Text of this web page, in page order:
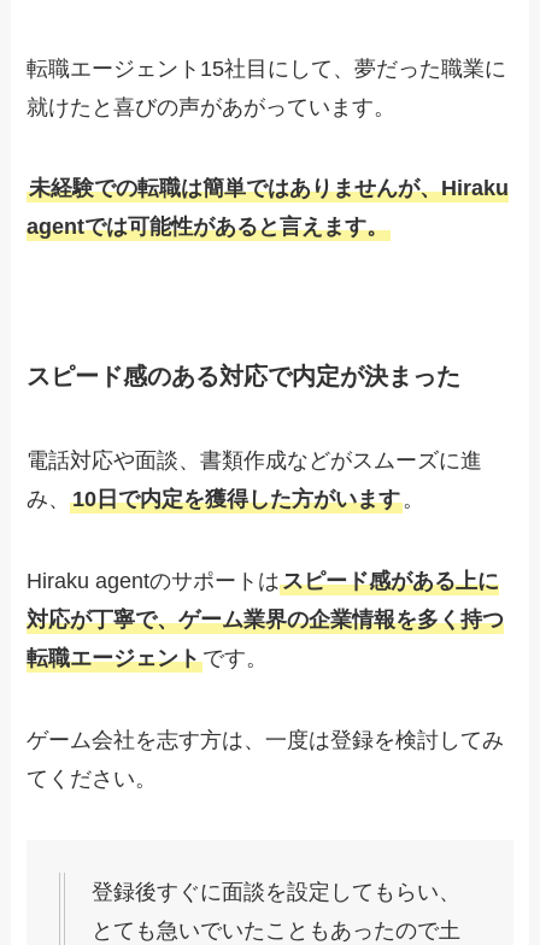
転職エージェント15社目にして、夢だった職業に
就けたと喜びの声があがっています。
未経験での転職は簡単ではありませんが、Hiraku
agentでは可能性があると言えます。
スピード感のある対応で内定が決まった
電話対応や面談、書類作成などがスムーズに進
み、10日で内定を獲得した方がいます。
Hiraku agentのサポートはスピード感がある上に
対応が丁寧で、ゲーム業界の企業情報を多く持つ
転職エージェントです。
ゲーム会社を志す方は、一度は登録を検討してみ
てください。
登録後すぐに面談を設定してもらい、
とても急いでいたこともあったので土